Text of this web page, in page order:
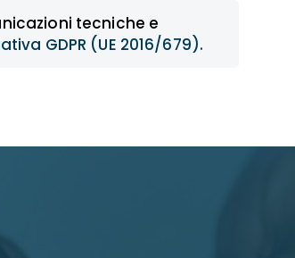
tecniche e
GDPR (UE 2016/679).